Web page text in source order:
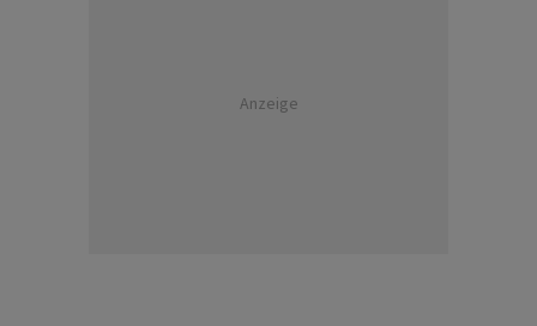
Anzeige